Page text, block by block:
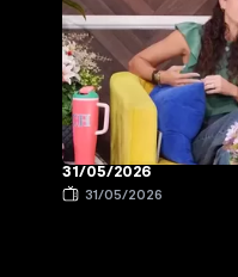
31/05/2026
31/05/2026